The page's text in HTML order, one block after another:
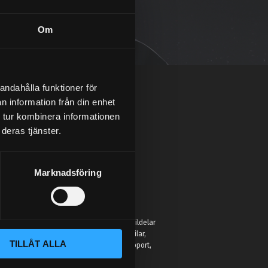
Om
funktioner för
information från din enhet
kombinera informationen
tjänster.
Marknadsföring
TILLÅT ALLA
Street Performance hittar du inte bara bildelar
för att hjälpa entusiaster förbättra sina bilar,
hobbyprojekt. Vi erbjuder kunnig support,
som faktiskt kan bilar.